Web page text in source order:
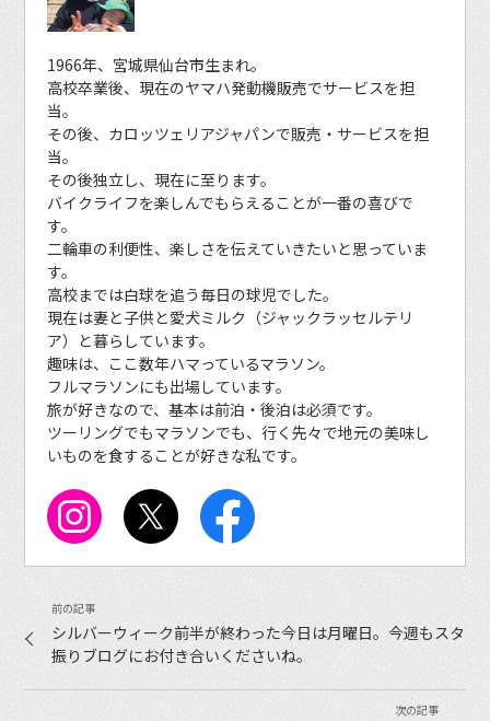
1966年、宮城県仙台市生まれ。
高校卒業後、現在のヤマハ発動機販売でサービスを担
当。
その後、カロッツェリアジャパンで販売・サービスを担
当。
その後独立し、現在に至ります。
バイクライフを楽しんでもらえることが一番の喜びで
す。
二輪車の利便性、楽しさを伝えていきたいと思っていま
す。
高校までは白球を追う毎日の球児でした。
現在は妻と子供と愛犬ミルク（ジャックラッセルテリ
ア）と暮らしています。
趣味は、ここ数年ハマっているマラソン。
フルマラソンにも出場しています。
旅が好きなので、基本は前泊・後泊は必須です。
ツーリングでもマラソンでも、行く先々で地元の美味し
いものを食することが好きな私です。
シルバーウィーク前半が終わった今日は月曜日。今週もスタ
振りブログにお付き合いくださいね。